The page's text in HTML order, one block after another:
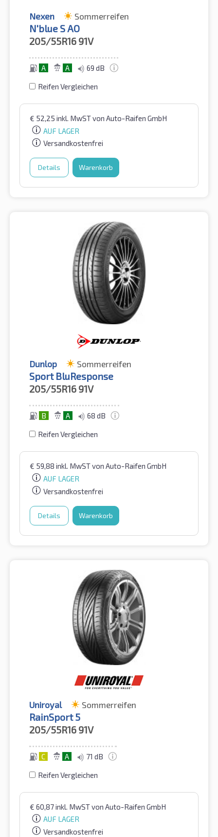
Nexen Sommerreifen
N'blue S AO
205/55R16 91V
A A 69 dB
Reifen Vergleichen
€ 52,25 inkl. MwSTvon Auto-Raifen GmbH
AUF LAGER
Versandkostenfrei
Details Warenkorb
Dunlop Sommerreifen
Sport BluResponse
205/55R16 91V
B A 68 dB
Reifen Vergleichen
€ 59,88 inkl. MwSTvon Auto-Raifen GmbH
AUF LAGER
Versandkostenfrei
Details Warenkorb
Uniroyal Sommerreifen
RainSport 5
205/55R16 91V
C A 71 dB
Reifen Vergleichen
€ 60,87inkl. MwSTvon Auto-Raifen GmbH
AUF LAGER
Versandkostenfrei